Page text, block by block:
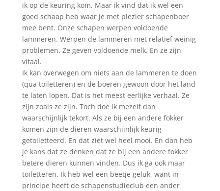
ik op de keuring kom. Maar ik vind dat ik wel een
goed schaap heb waar je met plezier schapenboer
mee bent. Onze schapen werpen voldoende
lammeren. Werpen de lammeren met relatief weinig
problemen. Ze geven voldoende melk. En ze zijn
vitaal.
Ik kan overwegen om niets aan de lammeren te doen
(qua toiletteren) en de boeren gewoon door het land
te laten lopen. Dat is het meest eerlijke verhaal. Ze
zijn zoals ze zijn. Toch doe ik mezelf dan
waarschijnlijk tekort. Als ze bij een andere fokker
komen zijn de dieren waarschijnlijk keurig
getoiletteerd. En dat ziet wel heel mooi. En dan heb
je kans dat ze denken dat ze bij een andere fokker
betere dieren kunnen vinden. Dus ik ga ook maar
toiletteren. Ik heb wel een beetje geluk, want in
principe heeft de schapenstudieclub een ander